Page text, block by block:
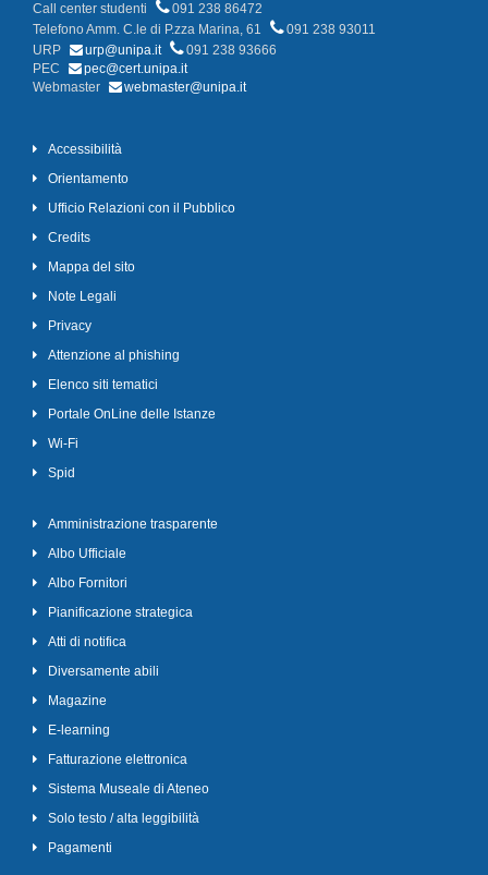
Call center studenti
091 238 86472
Telefono Amm. C.le di P.zza Marina, 61
091 238 93011
URP
urp@unipa.it
091 238 93666
PEC
pec@cert.unipa.it
Webmaster
webmaster@unipa.it
Accessibilità
Orientamento
Ufficio Relazioni con il Pubblico
Credits
Mappa del sito
Note Legali
Privacy
Attenzione al phishing
Elenco siti tematici
Portale OnLine delle Istanze
Wi-Fi
Spid
Amministrazione trasparente
Albo Ufficiale
Albo Fornitori
Pianificazione strategica
Atti di notifica
Diversamente abili
Magazine
E-learning
Fatturazione elettronica
Sistema Museale di Ateneo
Solo testo / alta leggibilità
Pagamenti